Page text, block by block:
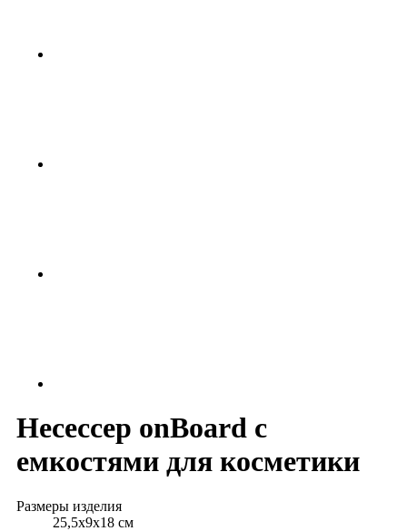
Несессер onBoard с
емкостями для косметики
Размеры изделия
25,5х9х18 см